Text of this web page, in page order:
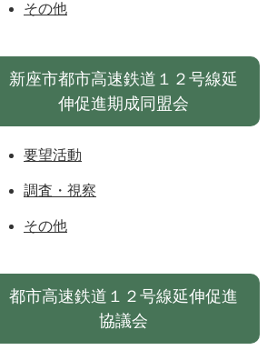
その他
新座市都市高速鉄道１２号線延
伸促進期成同盟会
要望活動
調査・視察
その他
都市高速鉄道１２号線延伸促進
協議会